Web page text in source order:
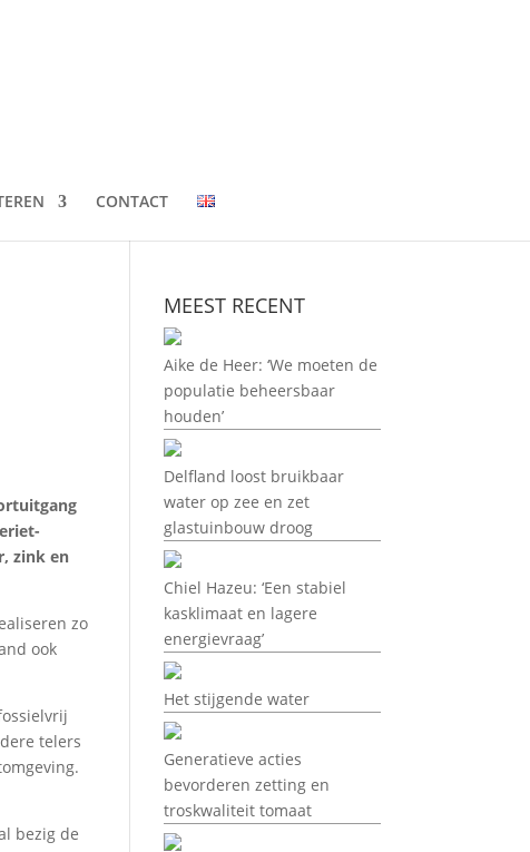
CONTACT
zink en
zo
ook
telers
bezig de
MEEST RECENT
Aike de Heer: ‘We moeten de
populatie beheersbaar
houden’
Delfland loost bruikbaar
water op zee en zet
glastuinbouw droog
Chiel Hazeu: ‘Een stabiel
kasklimaat en lagere
energievraag’
Het stijgende water
Generatieve acties
bevorderen zetting en
troskwaliteit tomaat